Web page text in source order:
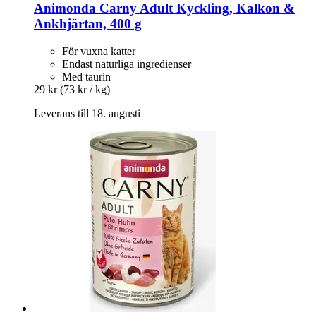
Animonda Carny Adult Kyckling, Kalkon &
Ankhjärtan, 400 g
För vuxna katter
Endast naturliga ingredienser
Med taurin
29 kr (73 kr / kg)
Leverans till 18. augusti